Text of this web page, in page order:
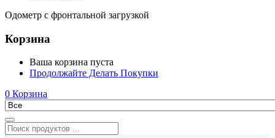
Одометр с фронтальной загрузкой
Корзина
Ваша корзина пуста
Продолжайте Делать Покупки
0 Корзина